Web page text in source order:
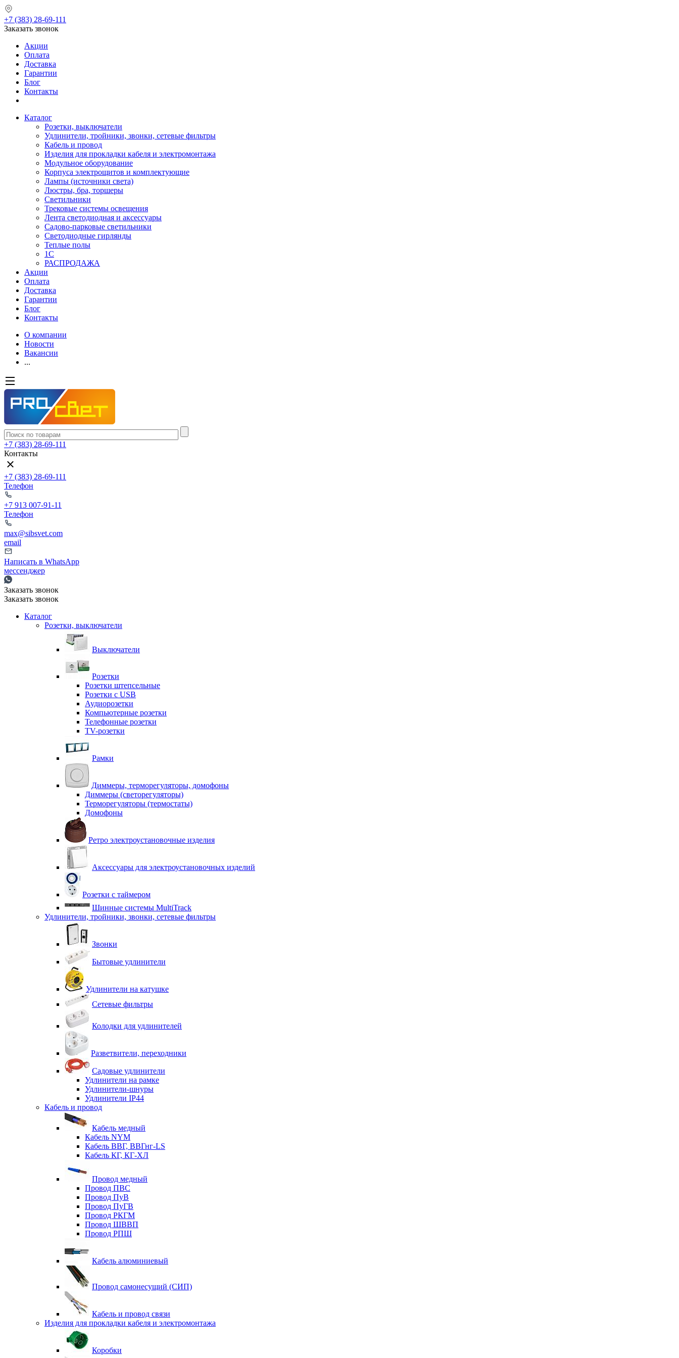
+7 (383) 28-69-111
Заказать звонок
Акции
Оплата
Доставка
Гарантии
Блог
Контакты
Каталог
Розетки, выключатели
Удлинители, тройники, звонки, сетевые фильтры
Кабель и провод
Изделия для прокладки кабеля и электромонтажа
Модульное оборудование
Корпуса электрощитов и комплектующие
Лампы (источники света)
Люстры, бра, торшеры
Светильники
Трековые системы освещения
Лента светодиодная и аксессуары
Садово-парковые светильники
Светодиодные гирлянды
Теплые полы
1С
РАСПРОДАЖА
Акции
Оплата
Доставка
Гарантии
Блог
Контакты
О компании
Новости
Вакансии
...
+7 (383) 28-69-111
Контакты
+7 (383) 28-69-111
Телефон
+7 913 007-91-11
Телефон
max@sibsvet.com
email
Написать в WhatsApp
мессенджер
Заказать звонок
Заказать звонок
Каталог
Розетки, выключатели
Выключатели
Розетки
Розетки штепсельные
Розетки с USB
Аудиорозетки
Компьютерные розетки
Телефонные розетки
TV-розетки
Рамки
Диммеры, терморегуляторы, домофоны
Диммеры (светорегуляторы)
Терморегуляторы (термостаты)
Домофоны
Ретро электроустановочные изделия
Аксессуары для электроустановочных изделий
Розетки с таймером
Шинные системы MultiTrack
Удлинители, тройники, звонки, сетевые фильтры
Звонки
Бытовые удлинители
Удлинители на катушке
Сетевые фильтры
Колодки для удлинителей
Разветвители, переходники
Садовые удлинители
Удлинители на рамке
Удлинители-шнуры
Удлинители IP44
Кабель и провод
Кабель медный
Кабель NYM
Кабель ВВГ, ВВГнг-LS
Кабель КГ, КГ-ХЛ
Провод медный
Провод ПВС
Провод ПуВ
Провод ПуГВ
Провод РКГМ
Провод ШВВП
Провод РПШ
Кабель алюминиевый
Провод самонесущий (СИП)
Кабель и провод связи
Изделия для прокладки кабеля и электромонтажа
Коробки